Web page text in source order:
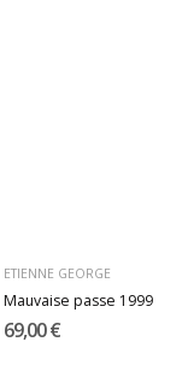
ETIENNE GEORGE
Mauvaise passe 1999
69,00 €